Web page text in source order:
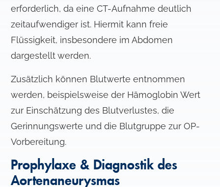
erforderlich, da eine CT-Aufnahme deutlich
zeitaufwendiger ist. Hiermit kann freie
Flüssigkeit, insbesondere im Abdomen
dargestellt werden.
Zusätzlich können Blutwerte entnommen
werden, beispielsweise der Hämoglobin Wert
zur Einschätzung des Blutverlustes, die
Gerinnungswerte und die Blutgruppe zur OP-
Vorbereitung.
Prophylaxe & Diagnostik des
Aortenaneurysmas